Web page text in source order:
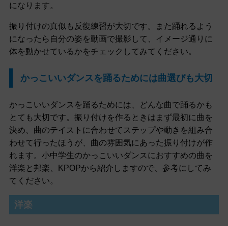
になります。
振り付けの真似も反復練習が大切です。また踊れるよう
になったら自分の姿を動画で撮影して、イメージ通りに
体を動かせているかをチェックしてみてください。
かっこいいダンスを踊るためには曲選びも大切
かっこいいダンスを踊るためには、どんな曲で踊るかも
とても大切です。振り付けを作るときはまず最初に曲を
決め、曲のテイストに合わせてステップや動きを組み合
わせて行ったほうが、曲の雰囲気にあった振り付けが作
れます。小中学生のかっこいいダンスにおすすめの曲を
洋楽と邦楽、KPOPから紹介しますので、参考にしてみ
てください。
洋楽